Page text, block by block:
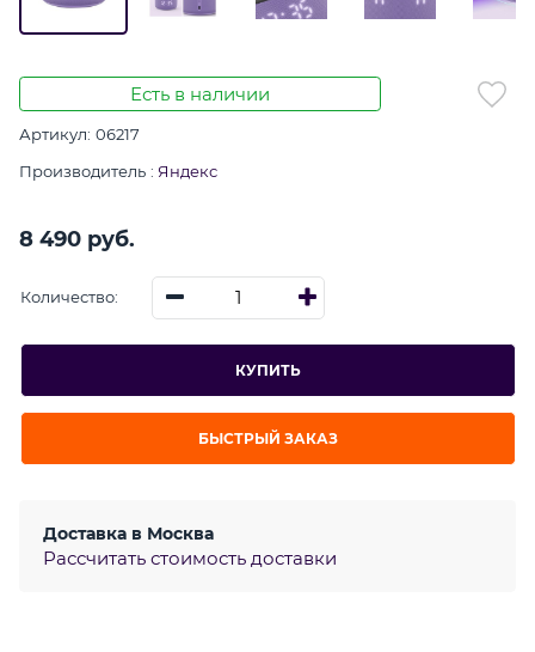
Есть в наличии
Артикул: 06217
Производитель : Яндекс
8 490 руб.
Количество:
КУПИТЬ
БЫСТРЫЙ ЗАКАЗ
Доставка в Москва
Рассчитать стоимость доставки